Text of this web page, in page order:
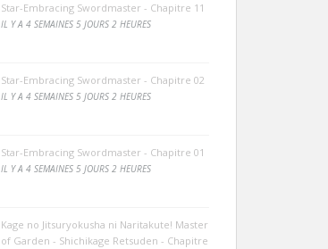
Star-Embracing Swordmaster - Chapitre 11
IL Y A 4 SEMAINES 5 JOURS 2 HEURES
Star-Embracing Swordmaster - Chapitre 02
IL Y A 4 SEMAINES 5 JOURS 2 HEURES
Star-Embracing Swordmaster - Chapitre 01
IL Y A 4 SEMAINES 5 JOURS 2 HEURES
Kage no Jitsuryokusha ni Naritakute! Master
of Garden - Shichikage Retsuden - Chapitre